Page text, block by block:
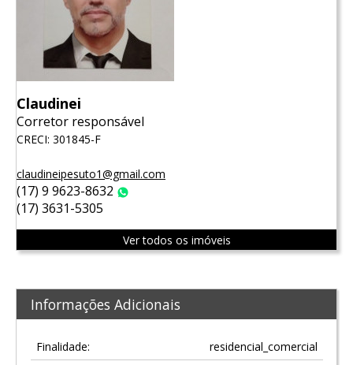
Claudinei
Corretor responsável
CRECI: 301845-F
claudineipesuto1@gmail.com
(17) 9 9623-8632
(17) 3631-5305
Ver todos os imóveis
Informações Adicionais
Finalidade: residencial_comercial